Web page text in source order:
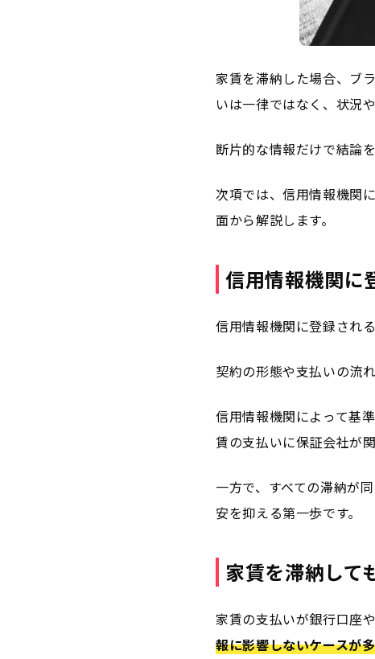
家賃を滞納した場合、ブ
いは一律ではなく、状況
断片的な情報だけで結論
次項では、信用情報機関
面から解説します。
信用情報機関に
信用情報機関に登録され
契約の形態や支払いの流
信用情報機関によって基
賃の支払いに保証会社が
一方で、すべての滞納が
安を抑える第一歩です。
家賃を滞納して
家賃の支払いが銀行口座
報に影響しないケースが